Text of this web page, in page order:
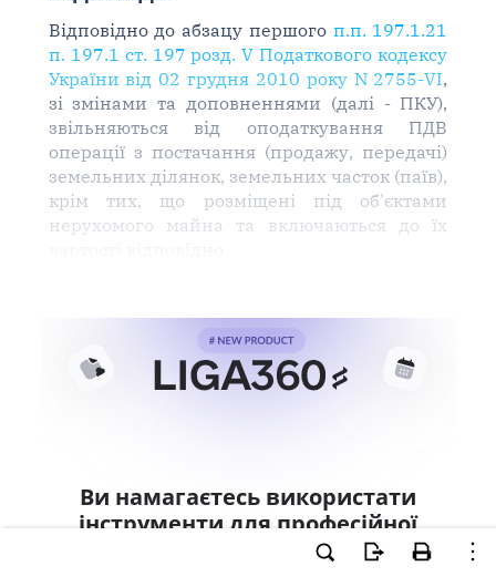
Відповідно до абзацу першого п.п. 197.1.21
п. 197.1 ст. 197 розд. V Податкового кодексу
України від 02 грудня 2010 року N 2755-VI,
зі змінами та доповненнями (далі - ПКУ),
звільняються від оподаткування ПДВ
операції з постачання (продажу, передачі)
земельних ділянок, земельних часток (паїв),
крім тих, що розміщені під об'єктами
нерухомого майна та включаються до їх
Ви намагаєтесь використати
інструменти для професійної
роботи з документом.